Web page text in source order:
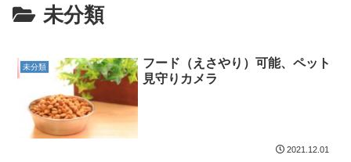
未分類
未分類
フード（えさやり）可能、ペット
見守りカメラ
2021.12.01